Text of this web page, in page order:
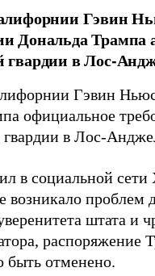
Гэвин
Дональда Трампа
в Лос-
Гэвин
официальное
в Лос-
в социальной
проблем
штата и
распоряжение
быть отменено.